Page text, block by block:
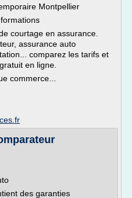
Montpellier
courtage en assurance.
assurance auto
comparez les tarifs et
en ligne.
commerce...
des garanties